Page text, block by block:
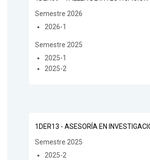
Semestre 2026
2026-1
Semestre 2025
2025-1
2025-2
1DER13 - ASESORÍA EN
Semestre 2025
2025-2